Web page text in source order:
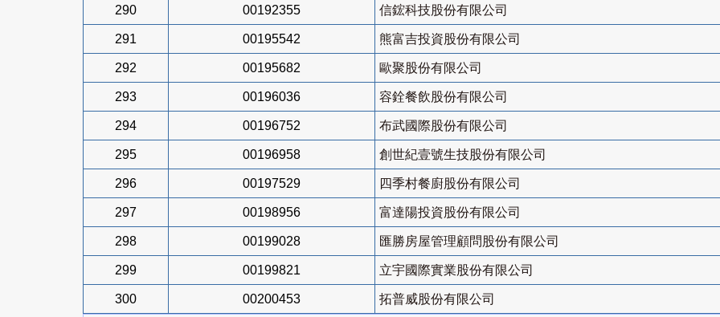
290 00192355 信鋐科技股份有限公司
291 00195542 熊富吉投資股份有限公司
292 00195682 歐聚股份有限公司
293 00196036 容銓餐飲股份有限公司
294 00196752 布武國際股份有限公司
295 00196958 創世紀壹號生技股份有限公司
296 00197529 四季村餐廚股份有限公司
297 00198956 富達陽投資股份有限公司
298 00199028 匯勝房屋管理顧問股份有限公司
299 00199821 立宇國際實業股份有限公司
300 00200453 拓普威股份有限公司